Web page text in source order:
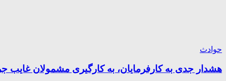
حوادث
هشدار جدی به کارفرمایان، به کارگیری مشمولان غایب